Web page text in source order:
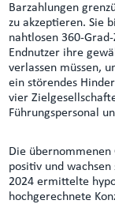
Barzahlungen
zu akzeptieren. Sie
nahtlosen 360-
Endnutzer ihre
verlassen müssen,
ein störendes
vier
Führungspersonal
Die
positiv und
2024 ermittelte
hochgerechnete